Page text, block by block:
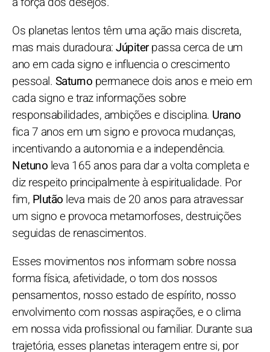
Os planetas lentos têm uma ação mais discreta,
mas mais duradoura:Júpiterpassa cerca de um
ano em cada signo e influencia o crescimento
pessoal. Saturno permanece dois anos e meio em
cada signo e traz informações sobre
responsabilidades, ambições e disciplina. Urano
fica 7 anos em um signo e provoca mudanças,
incentivando a autonomia e a independência.
Netuno leva 165 anos para dar a volta completa e
diz respeito principalmente à espiritualidade. Por
fim, Plutão leva mais de 20 anos para atravessar
um signo e provoca metamorfoses, destruições
seguidas de renascimentos.
Esses movimentos nos informam sobre nossa
forma física, afetividade, o tom dos nossos
pensamentos, nosso estado de espírito, nosso
envolvimento com nossas aspirações, e o clima
em nossa vida profissional ou familiar. Durante sua
trajetória, esses planetas interagem entre si, por